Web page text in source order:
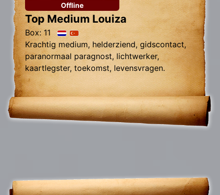
Offline
Top Medium Louiza
Box: 11
Krachtig medium, helderziend, gidscontact,
paranormaal paragnost, lichtwerker,
kaartlegster, toekomst, levensvragen.